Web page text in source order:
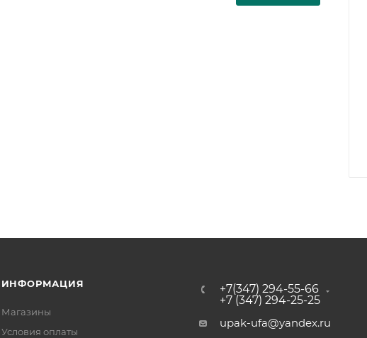
ИНФОРМАЦИЯ
Магазины
Условия оплаты
+7(347) 294-55-66
+7 (347) 294-25-25
upak-ufa@yandex.ru